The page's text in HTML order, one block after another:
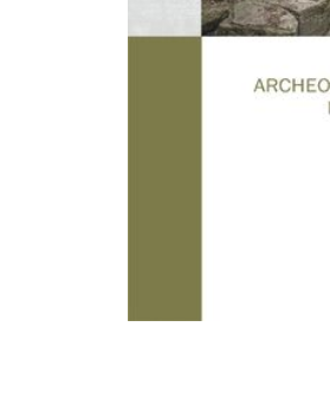
wszelkie formy kultury materialnej, które
nawet latach. Celami archeologii
interpretacja tychże śladów, aby zrozumieć